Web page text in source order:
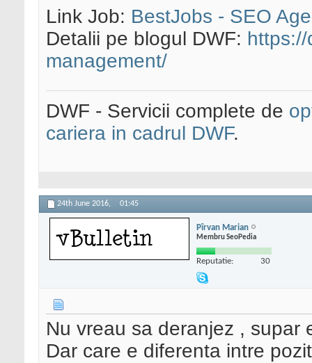
Link Job: BestJobs - SEO
Detalii pe blogul DWF:
management/
DWF - Servicii complete de
cariera in cadrul DWF.
24th June 2016, 01:45
Pîrvan Marian
Membru SeoPedia
Reputatie: 30
Nu vreau sa deranjez , supar
Dar care e diferenta intre